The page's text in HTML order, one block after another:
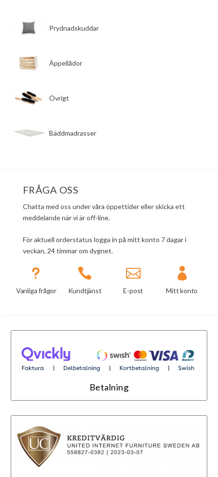
​Prydnadskuddar
​Äppellådor
​Övrigt
​Bäddmadrasser
FRÅGA OSS
Chatta med oss under våra öppettider eller skicka ett
meddelande när vi är off-line.
För aktuell orderstatus logga in på mitt konto 7 dagar i
veckan, 24 timmar om dygnet.
u
Vanliga frågor

Kundtjänst

E-post

Mitt konto
Betalning